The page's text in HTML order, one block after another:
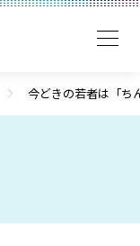
今どきの若者は「ち